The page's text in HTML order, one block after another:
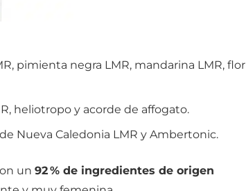
pimienta negra LMR, mandarina LMR, flor
heliotropo y acorde de affogato.
Nueva Caledonia LMR y Ambertonic.
un 92 % de ingredientes de origen